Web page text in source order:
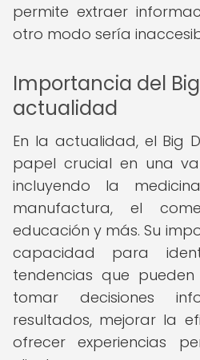
permite extraer
otro modo sería
Importancia del
actualidad
En la actualidad, el Big
papel crucial en una
incluyendo la
manufactura, el
educación y más. Su
capacidad para
tendencias que
tomar decisiones
resultados, mejorar la
ofrecer experiencias